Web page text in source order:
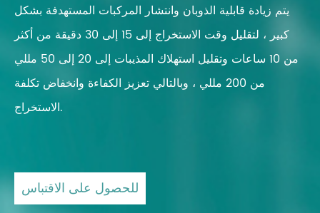
يتم زيادة قابلية الذوبان وانتشار المركبات المستهدفة بشكل
كبير ، لتقليل وقت الاستخراج إلى 15 إلى 30 دقيقة من أكثر
من 10 ساعات وتقليل استهلاك المذيبات إلى 20 إلى 50 مللي
من 200 مللي ، وبالتالي تعزيز الكفاءة وانخفاض تكلفة
الاستخراج.
للحصول على الاقتباس